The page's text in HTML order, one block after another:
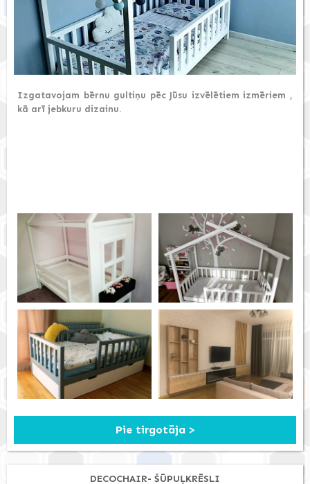
Izgatavojam bērnu gultiņu pēc Jūsu izvēlētiem izmēriem ,
kā arī jebkuru dizainu.
Pie tirgotāja >
DECOCHAIR- ŠŪPUĻKRĒSLI